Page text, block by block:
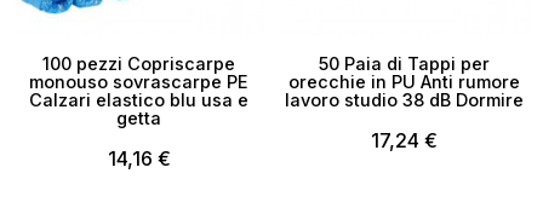
100 pezzi Copriscarpe
monouso sovrascarpe PE
Calzari elastico blu usa e
getta
14,16 €
50 Paia di Tappi per
orecchie in PU Anti rumore
lavoro studio 38 dB Dormire
17,24 €